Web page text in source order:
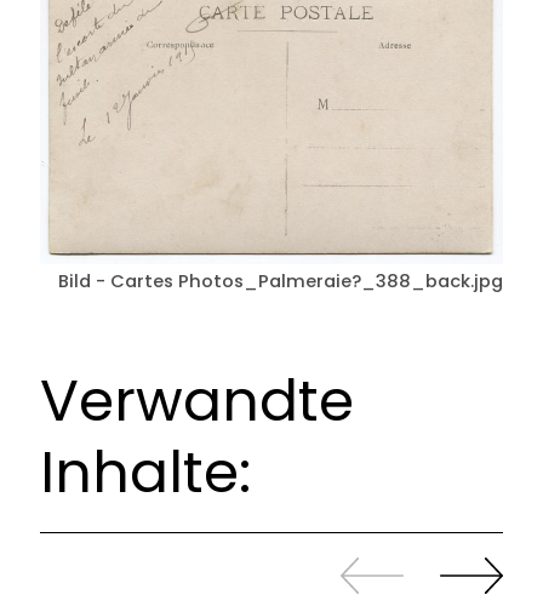
Bild - Cartes Photos_Palmeraie?_388_back.jpg
Verwandte
Inhalte:
Zurück
sliden
Weiter
sliden